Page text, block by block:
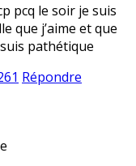
pcq le soir je suis
que j’aime et que
pathétique
Répondre